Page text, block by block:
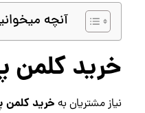
آنچه
خرید کلمن
نیاز مشتریان به خرید کلمن